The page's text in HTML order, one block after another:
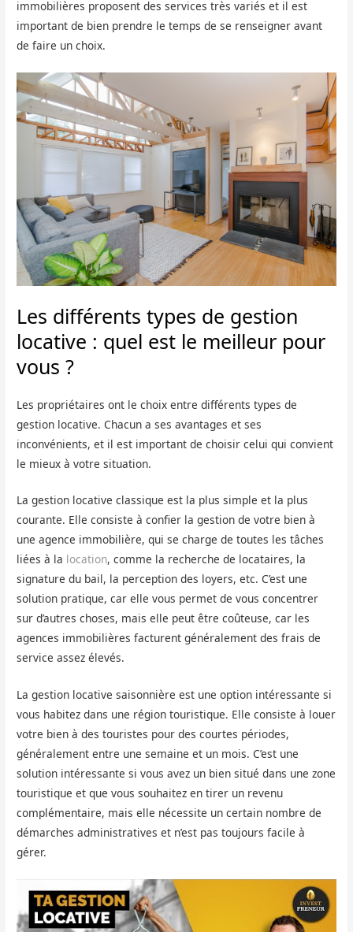
immobilières proposent des services très variés et il est
important de bien prendre le temps de se renseigner avant
de faire un choix.
Les différents types de gestion
locative : quel est le meilleur pour
vous ?
Les propriétaires ont le choix entre différents types de
gestion locative. Chacun a ses avantages et ses
inconvénients, et il est important de choisir celui qui convient
le mieux à votre situation.
La gestion locative classique est la plus simple et la plus
courante. Elle consiste à confier la gestion de votre bien à
une agence immobilière, qui se charge de toutes les tâches
liées à la location, comme la recherche de locataires, la
signature du bail, la perception des loyers, etc. C’est une
solution pratique, car elle vous permet de vous concentrer
sur d’autres choses, mais elle peut être coûteuse, car les
agences immobilières facturent généralement des frais de
service assez élevés.
La gestion locative saisonnière est une option intéressante si
vous habitez dans une région touristique. Elle consiste à louer
votre bien à des touristes pour des courtes périodes,
généralement entre une semaine et un mois. C’est une
solution intéressante si vous avez un bien situé dans une zone
touristique et que vous souhaitez en tirer un revenu
complémentaire, mais elle nécessite un certain nombre de
démarches administratives et n’est pas toujours facile à
gérer.